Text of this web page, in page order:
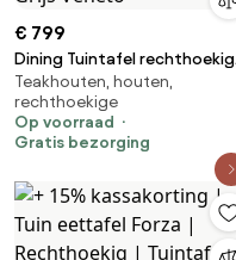
€ 799
Dining Tuintafel rechthoekig
180 x 90 cm Grijs Veneto
Teakhouten, houten,
rechthoekige
Op voorraad
Gratis bezorging